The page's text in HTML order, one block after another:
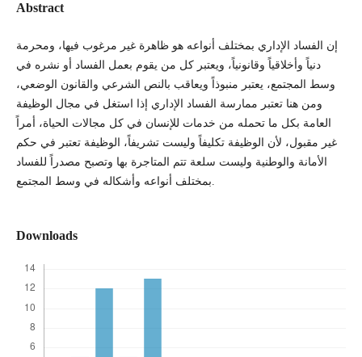
Abstract
إن الفساد الإداري بمختلف أنواعه هو ظاهرة غير مرغوب فيها، ومحرمة
دنياً وأخلاقياً وقانونياً، ويعتبر كل من يقوم بعمل الفساد أو نشره في
وسط المجتمع، يعتبر منبوذاً ويعاقب بالنص الشرعي والقانون الوضعي،
ومن هنا تعتبر ممارسة الفساد الإداري إذا استغل في مجال الوظيفة
العامة بكل ما تحمله من خدمات للإنسان في كل مجالات الحياة، أمراً
غير مقبول، لأن الوظيفة تكليفاً وليست تشريفاً، الوظيفة تعتبر في حكم
الأمانة والوطنية وليست سلعة تتم المتاجرة بها وتصبح مصدراً للفساد
بمختلف أنواعه وأشكاله في وسط المجتمع.
Downloads